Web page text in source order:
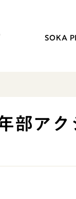
SOKA
学会永遠の五指
部ア